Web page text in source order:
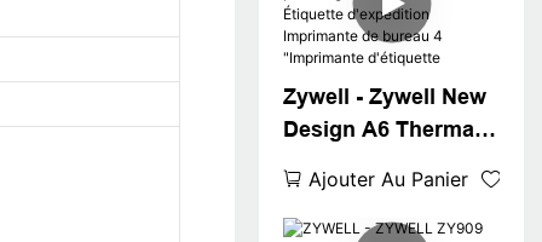
CODE IMPRIMER
4X6 THERMAL
WiFi
Zywell - Zywell New
Design A6 Thermal
pour Logistics
Express Fast 4x6
Ajouter Au Panier